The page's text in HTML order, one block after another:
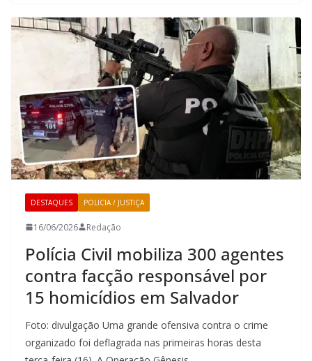
DESTAQUES POLICIA / JUSTIÇA
16/06/2026 Redação
Polícia Civil mobiliza 300 agentes
contra facção responsável por
15 homicídios em Salvador
Foto: divulgação Uma grande ofensiva contra o crime
organizado foi deflagrada nas primeiras horas desta